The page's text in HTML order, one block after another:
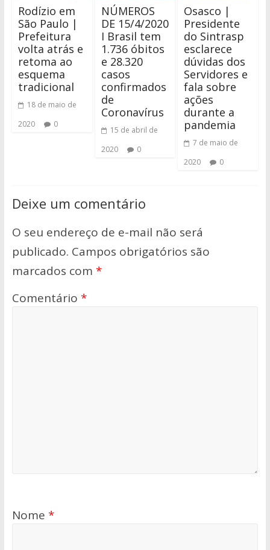
Rodízio em
São Paulo |
Prefeitura
volta atrás e
retoma ao
esquema
tradicional
18 de maio de
2020
0
NÚMEROS
DE 15/4/2020
I Brasil tem
1.736 óbitos
e 28.320
casos
confirmados
de
Coronavírus
15 de abril de
2020
0
Osasco |
Presidente
do Sintrasp
esclarece
dúvidas dos
Servidores e
fala sobre
ações
durante a
pandemia
7 de maio de
2020
0
Deixe um comentário
O seu endereço de e-mail não será
publicado. Campos obrigatórios são
marcados com *
Comentário *
Nome *